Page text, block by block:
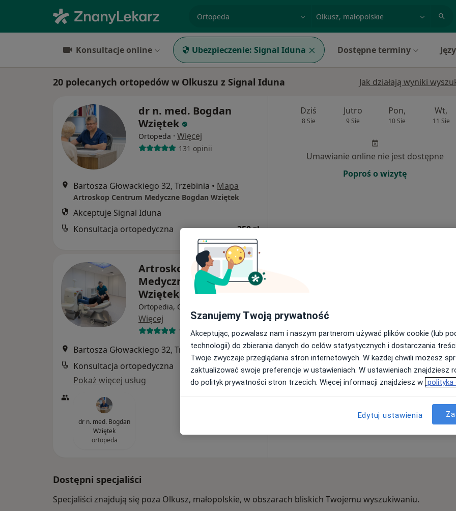
Konsultacje online Ubezpieczenie: Signal Iduna Dostępne terminy
20 polecanych ortopedów w Olkuszu z Signal Iduna Jak działają wyniki
dr n. med. Bogdan
Wziętek
Ortopeda · Więcej
131 opinii
Bartosza Głowackiego 32, Trzebinia • Mapa
Artroskop Centrum Medyczne Bogdan Wziętek
Akceptuje Signal Iduna
Konsultacja ortopedyczna
350 zł
Dziś
8 Sie
Jutro
9 Sie
Pon,
10 Sie
Wt,
11 Sie
Umawianie online nie jest dostępne
Poproś o wizytę
Artroskop Centrum
Medyczne Bogdan
Wziętek
Ortopedia, Chirurgia, Fizjoterapia
Więcej
102 opinie
Bartosza Głowackiego 32, Trzebinia •Mapa
Konsultacja ortopedyczna
350 zł
Pokaż więcej usług
dr n. med. Bogdan
Wziętek
ortopeda
Umawianie online nie jest dostępne
Pokaż profil
Dostępni specjaliści
Specjaliści znajdują się poza Olkusz, małopolskie, w obszarach bliskich Twojemu wyszukiwaniu.
Szanujemy Twoją prywatność
Akceptując, pozwalasz nam i naszym partnerom używać plików cookie (lub
technologii) do zbierania danych do celów statystycznych i dostarczania
Twoje zwyczaje przeglądania stron internetowych. W każdej chwili możesz
zaktualizować swoje preferencje w ustawieniach. W ustawieniach znajdziesz
do polityk prywatności stron trzecich. Więcej informacji znajdziesz w polityka
Edytuj ustawienia